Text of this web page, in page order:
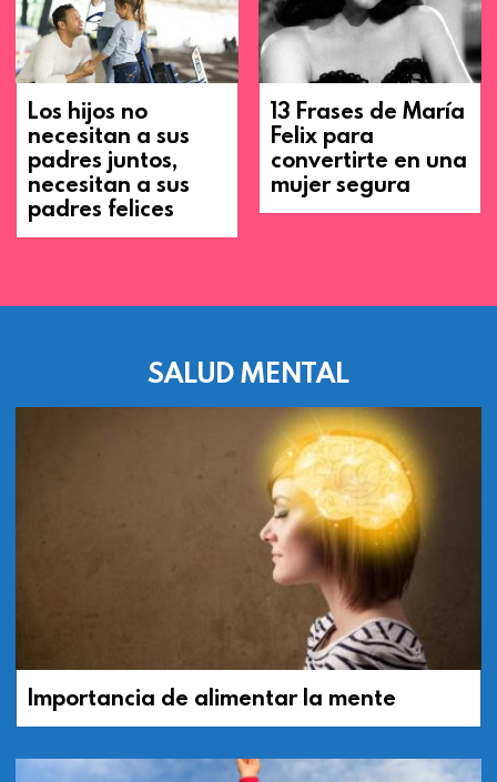
Los hijos no
necesitan a sus
padres juntos,
necesitan a sus
padres felices
13 Frases de María
Felix para
convertirte en una
mujer segura
SALUD MENTAL
Importancia de alimentar la mente